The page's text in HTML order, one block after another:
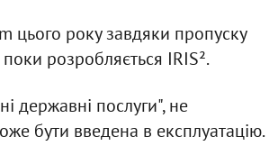
цього року завдяки пропуску
розробляється IRIS².
державні послуги", не
бути введена в експлуатацію.